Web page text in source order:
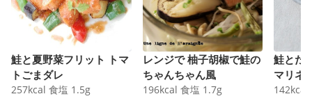
鮭と夏野菜フリット トマ
トごまダレ
257kcal 食塩 1.5g
レンジで 柚子胡椒で鮭の
ちゃんちゃん風
196kcal 食塩 1.7g
鮭とた
マリネ
142kcal